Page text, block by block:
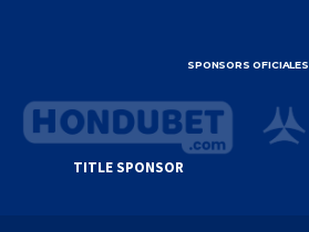
SPONSORS OFICIALES
TITLE SPONSOR